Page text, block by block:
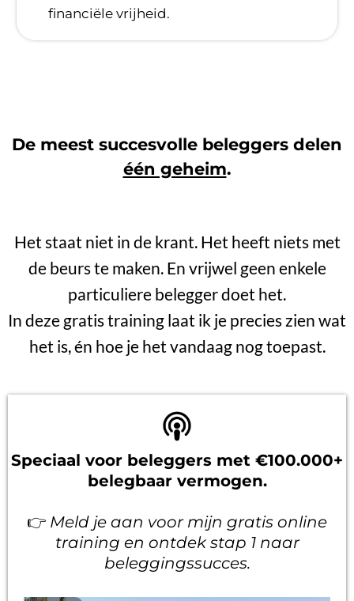
financiële vrijheid.
De meest succesvolle beleggers delen
één geheim.
Het staat niet in de krant. Het heeft niets met
de beurs te maken. En vrijwel geen enkele
particuliere belegger doet het.
In deze gratis training laat ik je precies zien wat
het is, én hoe je het vandaag nog toepast.
Speciaal voor beleggers met €100.000+
belegbaar vermogen.
👉 Meld je aan voor mijn gratis online
training en ontdek stap 1 naar
beleggingssucces.